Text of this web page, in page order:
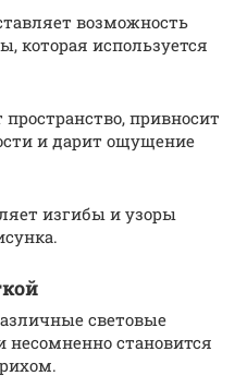
возможность
которая используется
привносит
и дарит ощущение
изгибы и узоры
световые
несомненно становится